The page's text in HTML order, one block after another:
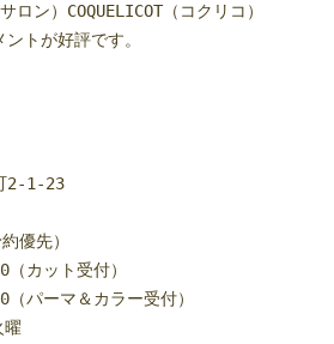
ン）COQUELICOT（コクリコ）
トが好評です。
1-23
優先）
ト受付）
＆カラー受付）